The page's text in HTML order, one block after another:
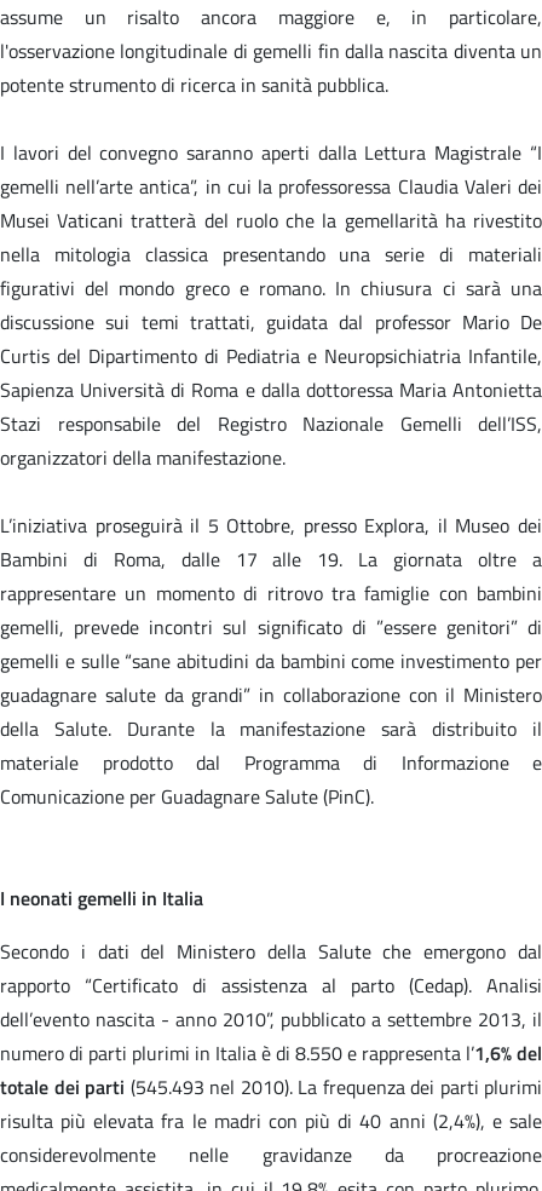
assume un risalto ancora maggiore e, in particolare,
l'osservazione longitudinale di gemelli fin dalla nascita diventa un
potente strumento di ricerca in sanità pubblica.
I lavori del convegno saranno aperti dalla Lettura Magistrale “I
gemelli nell’arte antica”, in cui la professoressa Claudia Valeri dei
Musei Vaticani tratterà del ruolo che la gemellarità ha rivestito
nella mitologia classica presentando una serie di materiali
figurativi del mondo greco e romano. In chiusura ci sarà una
discussione sui temi trattati, guidata dal professor Mario De
Curtis del Dipartimento di Pediatria e Neuropsichiatria Infantile,
Sapienza Università di Roma e dalla dottoressa Maria Antonietta
Stazi responsabile del Registro Nazionale Gemelli dell’ISS,
organizzatori della manifestazione.
L’iniziativa proseguirà il 5 Ottobre, presso Explora, il Museo dei
Bambini di Roma, dalle 17 alle 19. La giornata oltre a
rappresentare un momento di ritrovo tra famiglie con bambini
gemelli, prevede incontri sul significato di ”essere genitori” di
gemelli e sulle “sane abitudini da bambini come investimento per
guadagnare salute da grandi” in collaborazione con il Ministero
della Salute. Durante la manifestazione sarà distribuito il
materiale prodotto dal Programma di Informazione e
Comunicazione per Guadagnare Salute (PinC).
I neonati gemelli in Italia
Secondo i dati del Ministero della Salute che emergono dal
rapporto “Certificato di assistenza al parto (Cedap). Analisi
dell’evento nascita - anno 2010”, pubblicato a settembre 2013, il
numero di parti plurimi in Italia è di 8.550 e rappresenta l’1,6% del
totale dei parti (545.493 nel 2010). La frequenza dei parti plurimi
risulta più elevata fra le madri con più di 40 anni (2,4%), e sale
considerevolmente nelle gravidanze da procreazione